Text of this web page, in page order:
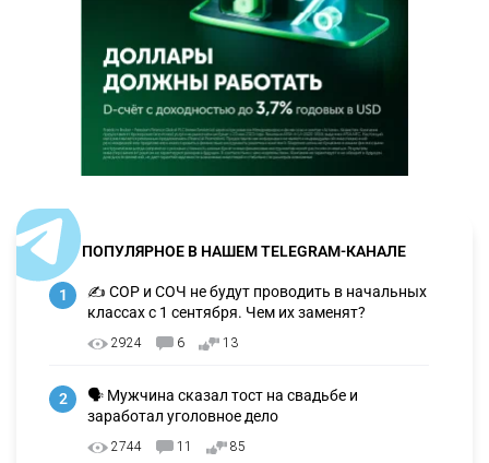
ПОПУЛЯРНОЕ В НАШЕМ TELEGRAM-КАНАЛЕ
1
✍️ СОР и СОЧ не будут проводить в начальных
классах с 1 сентября. Чем их заменят?
2924 6 13
2
🗣 Мужчина сказал тост на свадьбе и
заработал уголовное дело
2744 11 85